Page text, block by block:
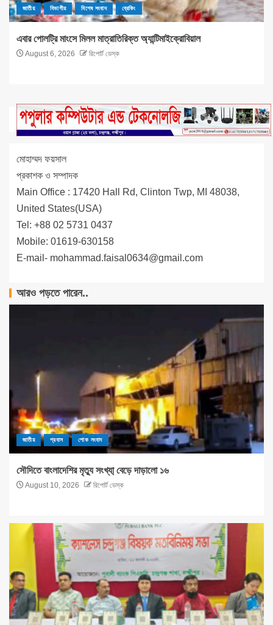
জাতীয় বিভাগীয় বিশেষ সংবাদ ব্রেকিং
এবার পোলট্রি মাংসে মিলল মাত্রাতিরিক্ত অ্যান্টিমাইক্রোবিয়াল
August 6, 2026 রিপোর্ট ডেস্ক
মোহাম্মদ ফয়সাল
প্রকাশক ও সম্পাদক
Main Office : 17420 Hall Rd, Clinton Twp, MI 48038,
United States(USA)
Tel: +88 02 5731 0437
Mobile: 01619-630158
E-mail- mohammad.faisal0634@gmail.com
আরও পড়তে পারেন..
জাতীয় প্রবাস শোক সংবাদ
সৌদিতে বাংলাদেশির মৃত্যু সংখ্যা্ বেড়ে দাড়ালো ১৬
August 10, 2026 রিপোর্ট ডেস্ক